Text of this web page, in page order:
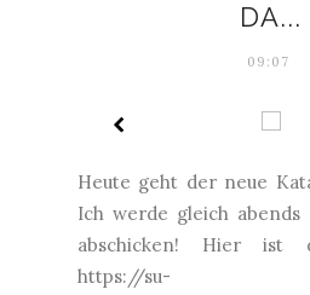
DA...
09:07
Heute geht der neue
Ich werde gleich abends
abschicken! Hier ist
https://su-